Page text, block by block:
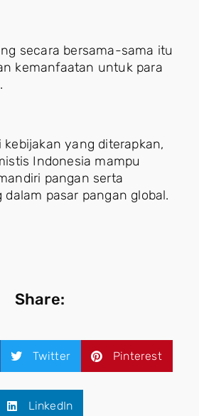
secara bersama-sama itu
kemanfaatan untuk para
kebijakan yang diterapkan,
Indonesia mampu
pangan serta
pasar pangan global.
Share:
Twitter Pinterest
LinkedIn